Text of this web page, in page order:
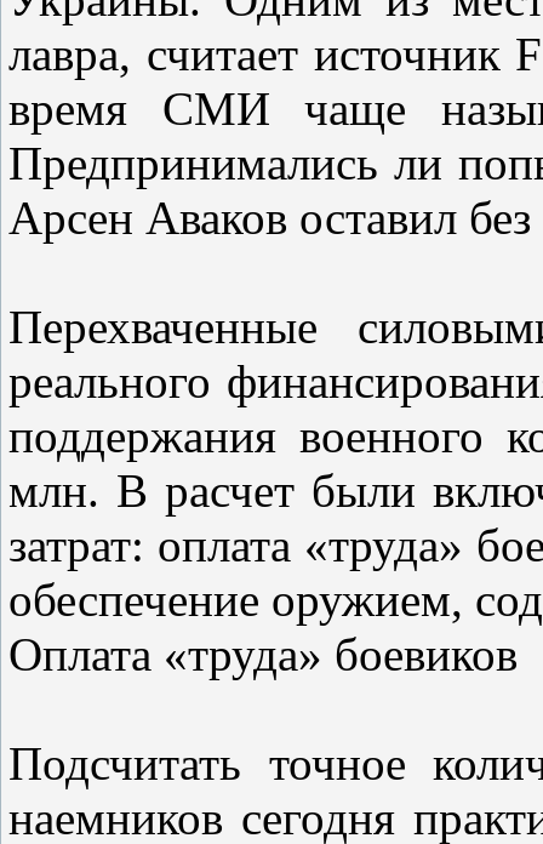
лавра, считает источник
время СМИ чаще
Предпринимались ли
Арсен Аваков оставил без
Перехваченные
реального
поддержания военного
млн. В расчет были
затрат: оплата «труда»
обеспечение оружием,
Оплата «труда» боевиков
Подсчитать точное
наемников сегодня